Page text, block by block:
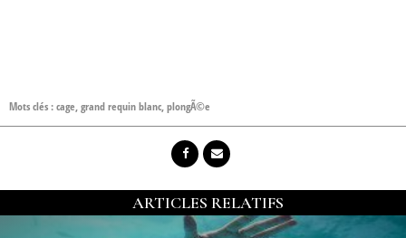
Mots clés :cage,grand requin blanc,plongÃ©e
ARTICLES RELATIFS